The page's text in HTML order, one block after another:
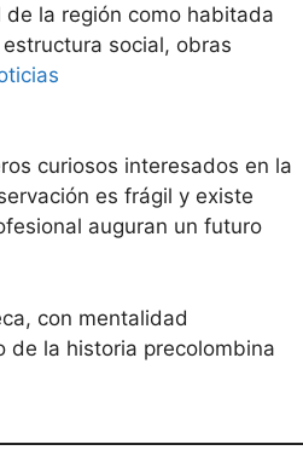
la región como habitada
social, obras
curiosos interesados en la
es frágil y existe
auguran un futuro
con mentalidad
de la historia precolombina